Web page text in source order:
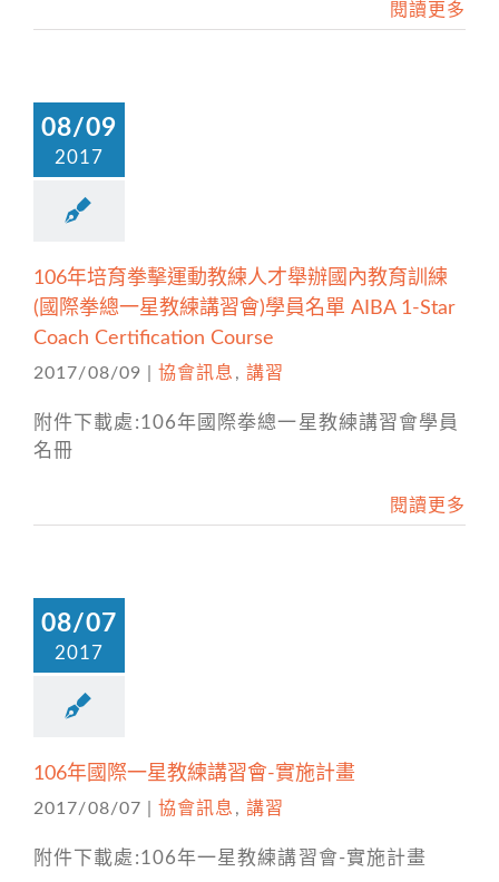
閱讀更多
08/09
2017
106年培育拳擊運動教練人才舉辦國內教育訓練
(國際拳總一星教練講習會)學員名單 AIBA 1-Star
Coach Certification Course
2017/08/09 協會訊息 , 講習
附件下載處:106年國際拳總一星教練講習會學員
名冊
閱讀更多
08/07
2017
106年國際一星教練講習會-實施計畫
2017/08/07 協會訊息 , 講習
附件下載處:106年一星教練講習會-實施計畫